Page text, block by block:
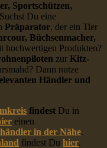
Sportschützen,
Du eine
Präparator, der ein Tier
Büchsenmacher,
hochwertigen Produkten?
zur Kitz-
Dann nutze
Händler und
findest Du in
einen
in der Nähe.
findest Du hier.